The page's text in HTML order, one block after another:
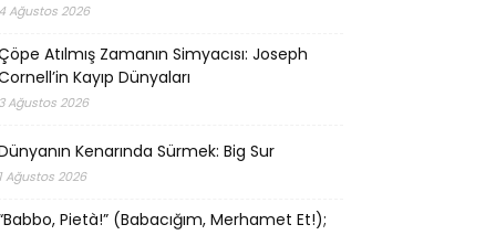
Ağustos 2026
Atılmış Zamanın Simyacısı: Joseph
Kayıp Dünyaları
Ağustos 2026
Kenarında Sürmek: Big Sur
Ağustos 2026
Pietà!” (Babacığım, Merhamet Et!);